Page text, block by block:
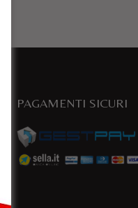
PAGAMENTI SICURI